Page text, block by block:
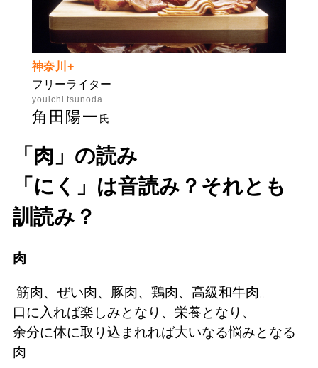
神奈川+
フリーライター
youichi tsunoda
角田陽一 氏
「肉」の読み
「にく」は音読み？それとも
訓読み？
肉
筋肉、ぜい肉、豚肉、鶏肉、高級和牛肉。
口に入れば楽しみとなり、栄養となり、
余分に体に取り込まれれば大いなる悩みとなる
肉